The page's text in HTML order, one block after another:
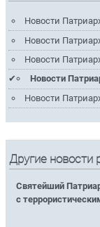
Новости
Новости
Новости
Новости
Новости
Другие новости
Святейший
с